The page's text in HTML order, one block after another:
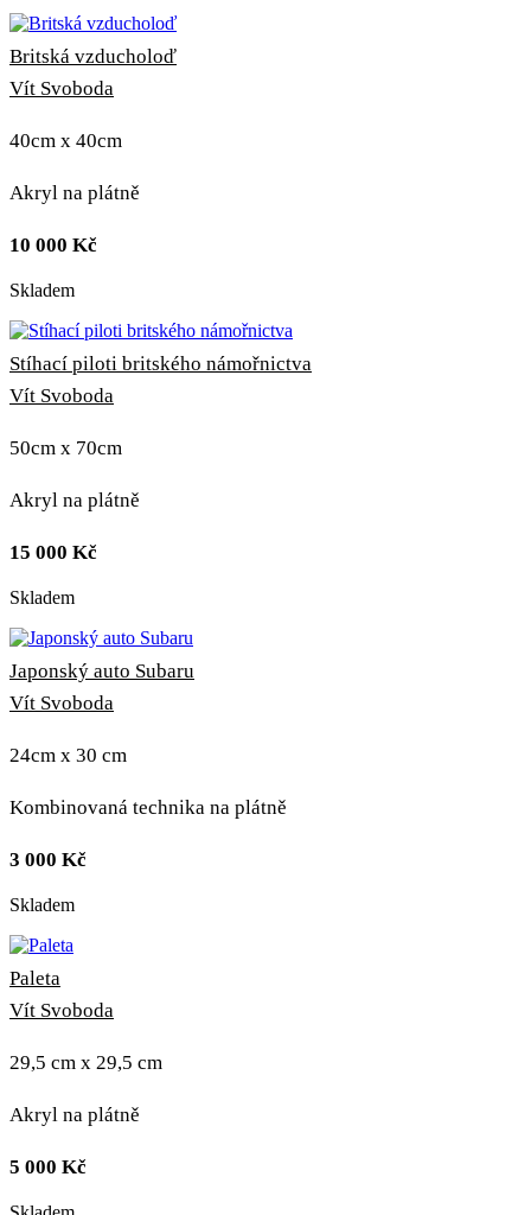
Britská vzducholoď
Vít Svoboda
40cm x 40cm
Akryl na plátně
10 000 Kč
Skladem
Stíhací piloti britského námořnictva
Vít Svoboda
50cm x 70cm
Akryl na plátně
15 000 Kč
Skladem
Japonský auto Subaru
Vít Svoboda
24cm x 30 cm
Kombinovaná technika na plátně
3 000 Kč
Skladem
Paleta
Vít Svoboda
29,5 cm x 29,5 cm
Akryl na plátně
5 000 Kč